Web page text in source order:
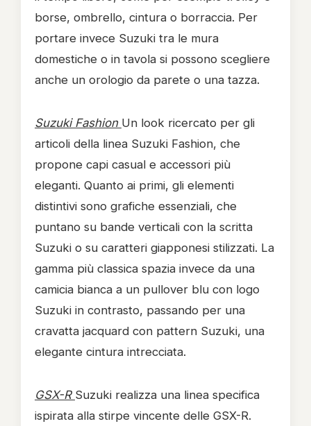
borse, ombrello, cintura o borraccia. Per
portare invece Suzuki tra le mura
domestiche o in tavola si possono scegliere
anche un orologio da parete o una tazza.
Suzuki Fashion Un look ricercato per gli
articoli della linea Suzuki Fashion, che
propone capi casual e accessori più
eleganti. Quanto ai primi, gli elementi
distintivi sono grafiche essenziali, che
puntano su bande verticali con la scritta
Suzuki o su caratteri giapponesi stilizzati. La
gamma più classica spazia invece da una
camicia bianca a un pullover blu con logo
Suzuki in contrasto, passando per una
cravatta jacquard con pattern Suzuki, una
elegante cintura intrecciata.
GSX-R Suzuki realizza una linea specifica
ispirata alla stirpe vincente delle GSX-R.